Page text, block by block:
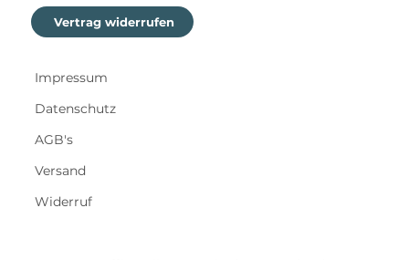
Vertrag widerrufen
Impressum
Datenschutz
AGB's
Versand
Widerruf